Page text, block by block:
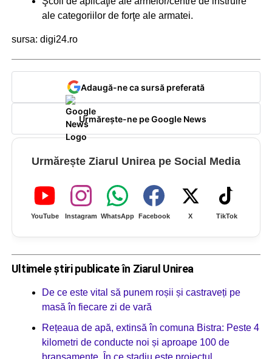
ale categoriilor de forţe ale armatei.
sursa: digi24.ro
Adaugă-ne ca sursă preferată
Urmărește-ne pe Google News
Urmărește Ziarul Unirea pe Social Media
YouTube Instagram WhatsApp Facebook X TikTok
Ultimele știri publicate în Ziarul Unirea
De ce este vital să punem roșii și castraveți pe
masă în fiecare zi de vară
Rețeaua de apă, extinsă în comuna Bistra: Peste 4
kilometri de conducte noi și aproape 100 de
branșamente. În ce stadiu este proiectul